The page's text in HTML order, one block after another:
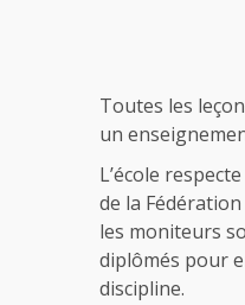
Toutes les
un
L’école
de la
les moniteurs
diplômés pour
discipline.